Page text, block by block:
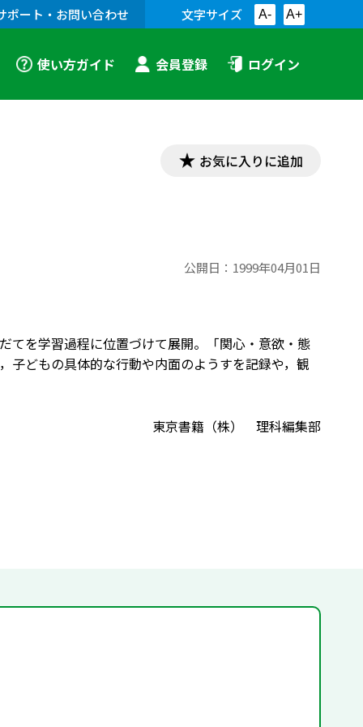
ポート・お問い合わせ 文字サイズ A- A+
使い方ガイド 会員登録 ログイン
お気に入りに追加
公開日： 1999年04月01日
てを学習過程に位置づけて展開。「関心・意欲・態
子どもの具体的な行動や内面のようすを記録や，観
東京書籍（株） 理科編集部